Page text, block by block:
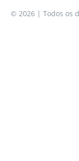
© 2026 | Todos os